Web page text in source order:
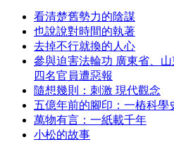
看清楚舊勢力的陰謀
也說說對時間的執著
去掉不行就換的人心
參與迫害法輪功 廣東省、
四名官員遭惡報
隨想幾則：刺激 現代觀念
五億年前的腳印：一樁科學
萬物有言：一紙載千年
小松的故事